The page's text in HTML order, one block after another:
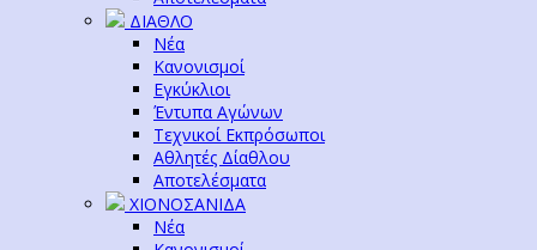
ΔΙΑΘΛΟ
Νέα
Κανονισμοί
Εγκύκλιοι
Έντυπα Αγώνων
Τεχνικοί Εκπρόσωποι
Αθλητές Δίαθλου
Αποτελέσματα
ΧΙΟΝΟΣΑΝΙΔΑ
Νέα